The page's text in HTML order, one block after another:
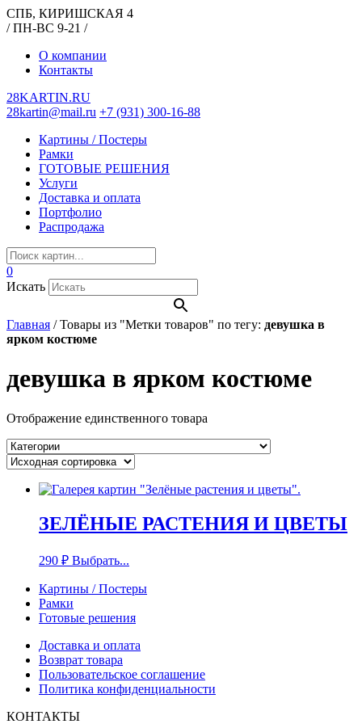
СПБ, КИРИШСКАЯ 4
/ ПН-ВС 9-21 /
О компании
Контакты
28KARTIN.RU
28kartin@mail.ru +7 (931) 300-16-88
Картины / Постеры
Рамки
ГОТОВЫЕ РЕШЕНИЯ
Услуги
Доставка и оплата
Портфолио
Распродажа
0
Искать
Главная /Товары из "Метки товаров" по тегу: девушка в
ярком костюме
девушка в ярком костюме
Отображение единственного товара
ЗЕЛЁНЫЕ РАСТЕНИЯ И ЦВЕТЫ
290 ₽ Выбрать...
Картины / Постеры
Рамки
Готовые решения
Доставка и оплата
Возврат товара
Пользовательское соглашение
Политика конфиденциальности
КОНТАКТЫ